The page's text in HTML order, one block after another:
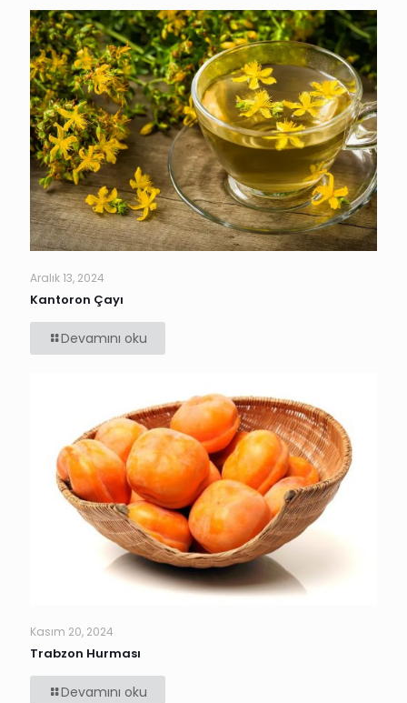
Aralık 13, 2024
Kantoron Çayı
Devamını oku
Kasım 20, 2024
Trabzon Hurması
Devamını oku